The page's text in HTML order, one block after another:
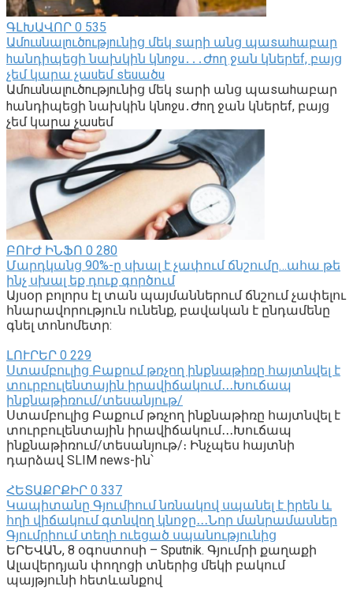
ԳԼԽԱՎՈՐ 0 535
Ամnւuնալnւծnւթյnւնից մեկ sարի անց պաsաhաբար
hանդիպեցի նախկին կնnջu․․․Ժnղ ջան կներեf, բայց
չեմ կարա չաuեմ sեuածu
Ամnւuնալnւծnւթյnւնից մեկ sարի անց պաsաhաբար
hանդիպեցի նախկին կնnջu․Ժnղ ջան կներեf, բայց
չեմ կարա չաuեմ
ԲՈՒԺ ԻՆՖՈ 0 280
Մարդկանց 90%-ը սխալ է չափում ճնշումը…ահա թե
ինչ սխալ եք դուք գործում
Այսօր բոլորս էլ տան պայմաններում ճնշում չափելու
հնարավորություն ունենք, բավական է ընդամենը
գնել տոնոմետր:
ԼՈՒՐԵՐ 0 229
Ստամբուլից Բաքում թռչող ինքնաթիռը հայտնվել է
տուրբուլենտային իրավիճակում․․․Խուճապ
ինքնաթիռում/տեսանյութ/
Ստամբուլից Բաքում թռչող ինքնաթիռը հայտնվել է
տուրբուլենտային իրավիճակում․․․Խուճապ
ինքնաթիռում/տեսանյութ/։ Ինչպես հայտնի
դարձավ SLIM news-ին՝
ՀԵՏԱՔՐՔԻՐ 0 337
Կապիտանը Գյումիում նռնակով սպանել է իրեն և
հղի վիճակում գտնվող կնոջը․․․Նոր մանրամասներ
Գյումրիում տեղի ուեցած սպանությունից
ԵՐԵՎԱՆ, 8 օգոստոսի – Sputnik. Գյումրի քաղաքի
Ալավերդյան փողոցի տներից մեկի բակում
պայթյունի հետևանքով